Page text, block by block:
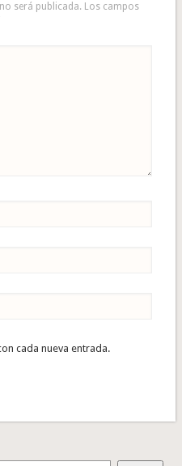
será publicada. Los campos
cada nueva entrada.